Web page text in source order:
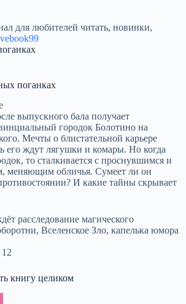
для любителей читать, новинки,
поганках
выпускного бала получает
городок Болотино на
Мечты о блистательной карьере
его ждут лягушки и комары. Но когда
то сталкивается с проснувшимся и
меняющим обличья. Сумеет ли он
И какие тайны скрывает
расследование магического
Вселенское Зло, капелька юмора
книгу целиком